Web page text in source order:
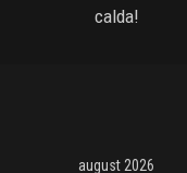
calda!
august 2026